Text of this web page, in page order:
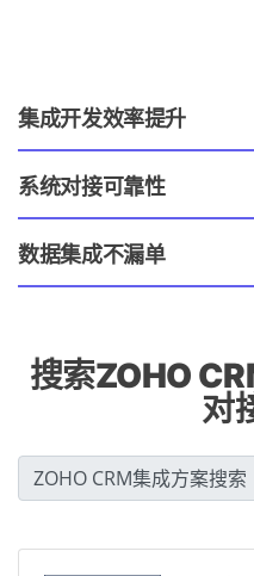
集成开发效率提升
系统对接可靠性
数据集成不漏单
搜索ZOHO
对
ZOHO CRM集成方案搜索